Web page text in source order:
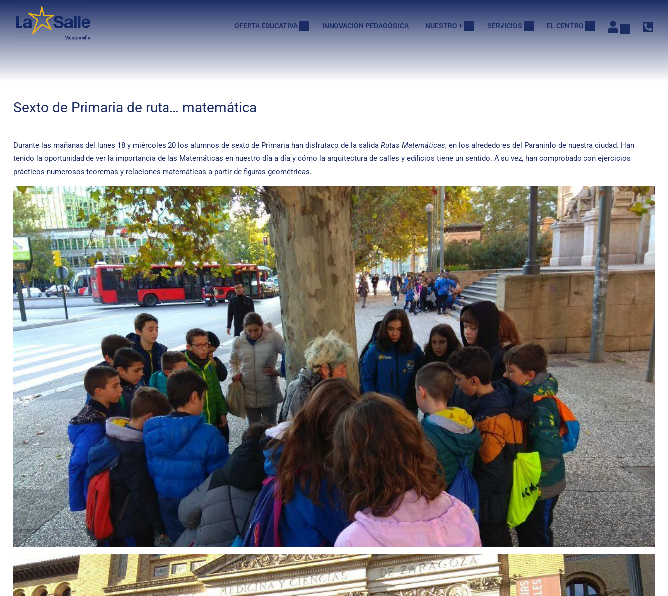
OFERTA EDUCATIVA INNOVACIÓN PEDAGÓGICA NUESTRO + SERVICIOS EL CENTRO
Sexto de Primaria de ruta… matemática
Durante las mañanas del lunes 18 y miércoles 20 los alumnos de sexto de Primaria han disfrutado de la salida Rutas Matemáticas, en los alrededores del Paraninfo de nuestra ciudad. Han
tenido la oportunidad de ver la importancia de las Matemáticas en nuestro día a día y cómo la arquitectura de calles y edificios tiene un sentido. A su vez, han comprobado con ejercicios
prácticos numerosos teoremas y relaciones matemáticas a partir de figuras geométricas.